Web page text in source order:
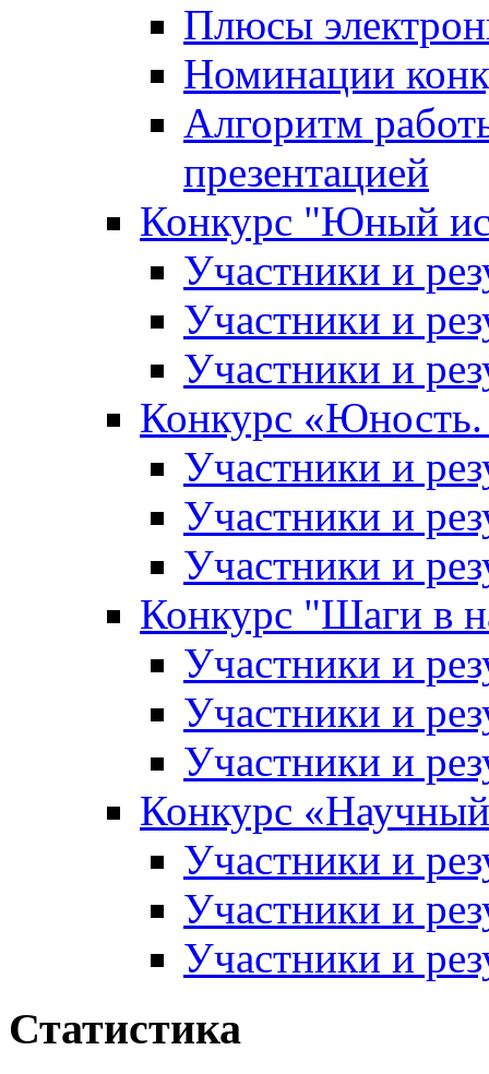
Плюсы
Номинации
Алгоритм
презентацией
Конкурс "Юный
Участники и
Участники и
Участники и
Конкурс «Юность.
Участники и
Участники и
Участники и
Конкурс "Шаги в
Участники и
Участники и
Участники и
Конкурс
Участники и
Участники и
Участники и
Статистика